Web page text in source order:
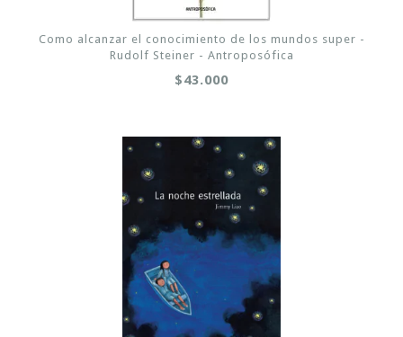
Como alcanzar el conocimiento de los mundos super -
Rudolf Steiner - Antroposófica
$43.000